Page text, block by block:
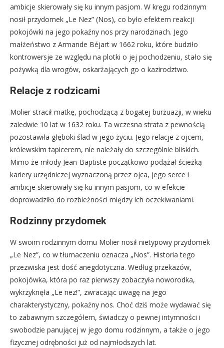
ambicje skierowały się ku innym pasjom. W kręgu rodzinnym
nosił przydomek „Le Nez” (Nos), co było efektem reakcji
pokojówki na jego pokaźny nos przy narodzinach. Jego
małżeństwo z Armande Béjart w 1662 roku, które budziło
kontrowersje ze względu na plotki o jej pochodzeniu, stało się
pożywką dla wrogów, oskarżających go o kazirodztwo.
Relacje z rodzicami
Molier stracił matkę, pochodzącą z bogatej burżuazji, w wieku
zaledwie 10 lat w 1632 roku. Ta wczesna strata z pewnością
pozostawiła głęboki ślad w jego życiu. Jego relacje z ojcem,
królewskim tapicerem, nie należały do szczególnie bliskich.
Mimo że młody Jean-Baptiste początkowo podążał ścieżką
kariery urzędniczej wyznaczoną przez ojca, jego serce i
ambicje skierowały się ku innym pasjom, co w efekcie
doprowadziło do rozbieżności między ich oczekiwaniami.
Rodzinny przydomek
W swoim rodzinnym domu Molier nosił nietypowy przydomek
„Le Nez”, co w tłumaczeniu oznacza „Nos”. Historia tego
przezwiska jest dość anegdotyczna. Według przekazów,
pokojówka, która po raz pierwszy zobaczyła noworodka,
wykrzyknęła „Le nez!”, zwracając uwagę na jego
charakterystyczny, pokaźny nos. Choć dziś może wydawać się
to zabawnym szczegółem, świadczy o pewnej intymności i
swobodzie panującej w jego domu rodzinnym, a także o jego
fizycznej odrębności już od najmłodszych lat.